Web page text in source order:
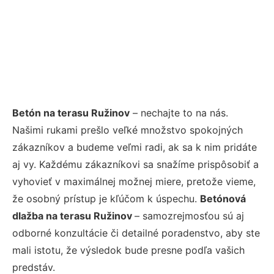
Betón na terasu Ružinov – nechajte to na nás.
Našimi rukami prešlo veľké množstvo spokojných
zákazníkov a budeme veľmi radi, ak sa k nim pridáte
aj vy. Každému zákazníkovi sa snažíme prispôsobiť a
vyhovieť v maximálnej možnej miere, pretože vieme,
že osobný prístup je kľúčom k úspechu. Betónová
dlažba na terasu Ružinov – samozrejmosťou sú aj
odborné konzultácie či detailné poradenstvo, aby ste
mali istotu, že výsledok bude presne podľa vašich
predstáv.